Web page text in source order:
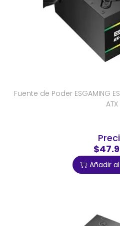
Fuente de Poder ESGAMING
ATX
Añadir